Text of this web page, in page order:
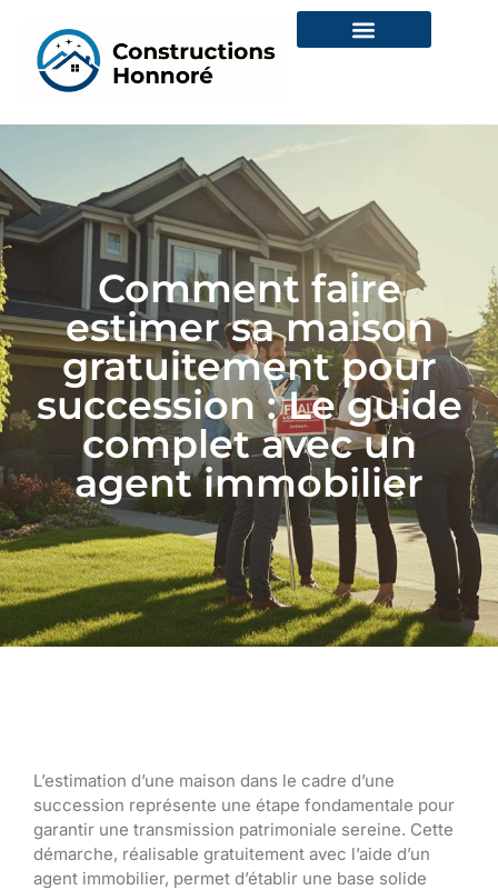
Comment faire
estimer sa maison
gratuitement pour
succession : Le guide
complet avec un
agent immobilier
L’estimation d’une maison dans le cadre d’une
succession représente une étape fondamentale pour
garantir une transmission patrimoniale sereine. Cette
démarche, réalisable gratuitement avec l’aide d’un
agent immobilier, permet d’établir une base solide